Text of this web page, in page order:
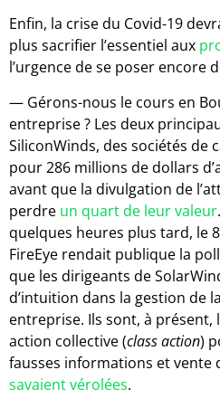
Enfin, la crise du Covid-19
plus sacrifier l’essentiel aux
l’urgence de se poser encore
— Gérons-nous le cours en
entreprise ? Les deux
SiliconWinds, des sociétés de
pour 286 millions de dollars
avant que la divulgation de
perdre un quart de leur valeur
quelques heures plus tard, le
FireEye rendait publique la
que les dirigeants de
d’intuition dans la gestion de
entreprise. Ils sont, à présent,
action collective (class action)
fausses informations et vente
savaient vérolées.